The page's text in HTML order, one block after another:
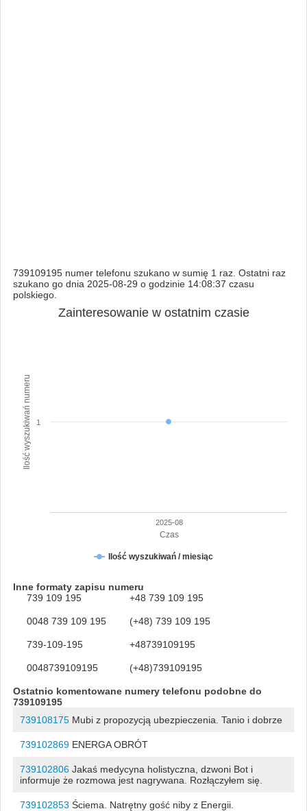
739109195 numer telefonu szukano w sumię 1 raz. Ostatni raz
szukano go dnia 2025-08-29 o godzinie 14:08:37 czasu
polskiego.
Czas
Ilość wyszukiwań numeru
Zainteresowanie w ostatnim czasie
Ilość wyszukiwań / miesiąc
2025-08
1
Inne formaty zapisu numeru
739 109 195
+48 739 109 195
0048 739 109 195 (+48) 739 109 195
739-109-195 +48739109195
0048739109195 (+48)739109195
Ostatnio komentowane numery telefonu podobne do
739109195
739108175Mubi z propozycją ubezpieczenia. Tanio i dobrze
739102869ENERGA OBRÓT
739102806Jakaś medycyna holistyczna, dzwoni Bot i
informuje że rozmowa jest nagrywana. Rozłączyłem się.
739102853 Ściema. Natrętny gość niby z Energii.